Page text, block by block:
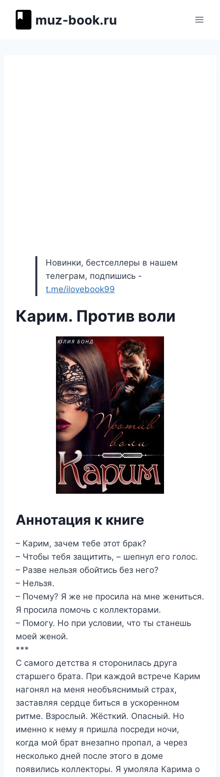
muz-book.ru
Новинки, бестселлеры в нашем
телеграм, подпишись -
t.me/ilovebook99
Карим. Против воли
Аннотация к книге
– Карим, зачем тебе этот брак?
– Чтобы тебя защитить, – шепнул его голос.
– Разве нельзя обойтись без него?
– Нельзя.
– Почему? Я же не просила на мне жениться.
Я просила помочь с коллекторами.
– Помогу. Но при условии, что ты станешь
моей женой.
***
С самого детства я сторонилась друга
старшего брата. При каждой встрече Карим
нагонял на меня необъяснимый страх,
заставляя сердце биться в ускоренном
ритме. Взрослый. Жёсткий. Опасный. Но
именно к нему я пришла посреди ночи,
когда мой брат внезапно пропал, а через
несколько дней после этого в доме
появились коллекторы. Я умоляла Карима о